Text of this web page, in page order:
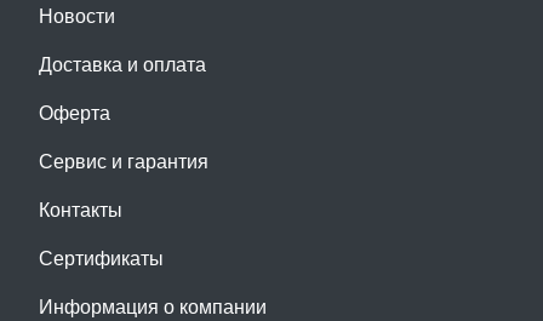
Новости
Доставка и оплата
Оферта
Сервис и гарантия
Контакты
Сертификаты
Информация о компании